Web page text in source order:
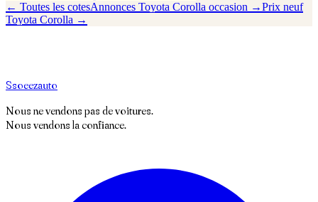
← Toutes les cotesAnnonces Toyota Corolla occasion →Prix neuf
Toyota Corolla →
Ssoeezauto
Nous ne vendons pas de voitures.
Nous vendons la confiance.